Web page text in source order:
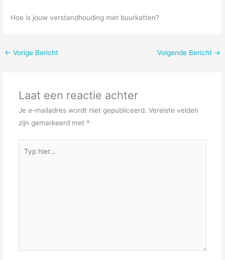
Hoe is jouw verstandhouding met buurkatten?
← Vorige Bericht Volgende Bericht →
Laat een reactie achter
Je e-mailadres wordt niet gepubliceerd. Vereiste velden
zijn gemarkeerd met *
hier...